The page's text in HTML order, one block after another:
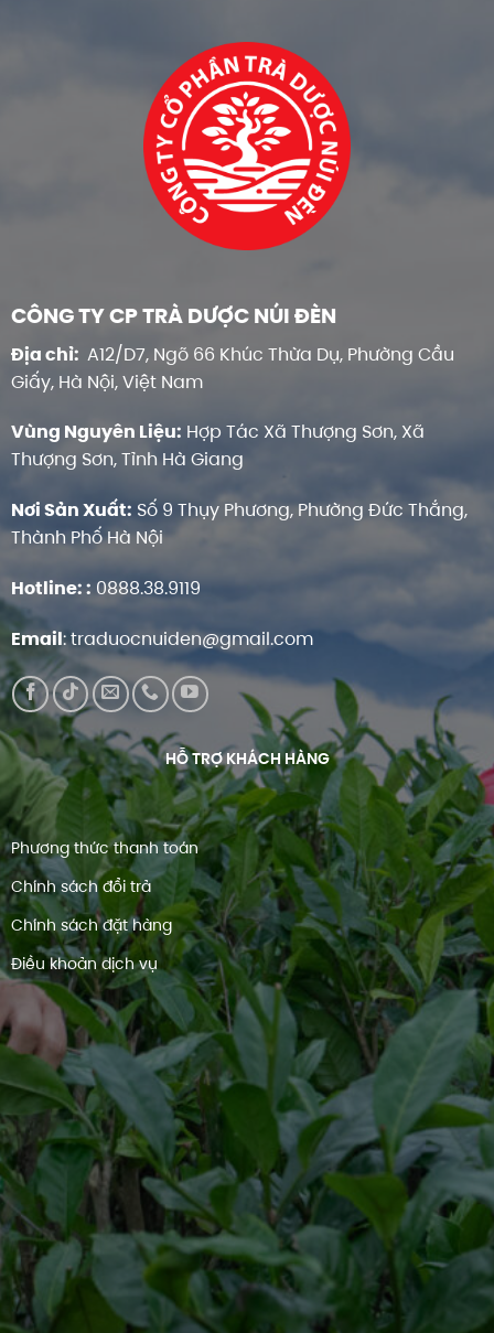
CÔNG TY CP TRÀ DƯỢC NÚI ĐÈN
Địa chỉ: A12/D7, Ngõ 66 Khúc Thừa Dụ, Phường Cầu
Giấy, Hà Nội, Việt Nam
Vùng Nguyên Liệu: Hợp Tác Xã Thượng Sơn, Xã
Thượng Sơn, Tỉnh Hà Giang
Nơi Sản Xuất: Số 9 Thụy Phương, Phường Đức Thắng,
Thành Phố Hà Nội
Hotline:: 0888.38.9119
Email:traduocnuiden@gmail.com
HỖ TRỢ KHÁCH HÀNG
Phương thức thanh toán
Chính sách đổi trả
Chính sách đặt hàng
Điều khoản dịch vụ